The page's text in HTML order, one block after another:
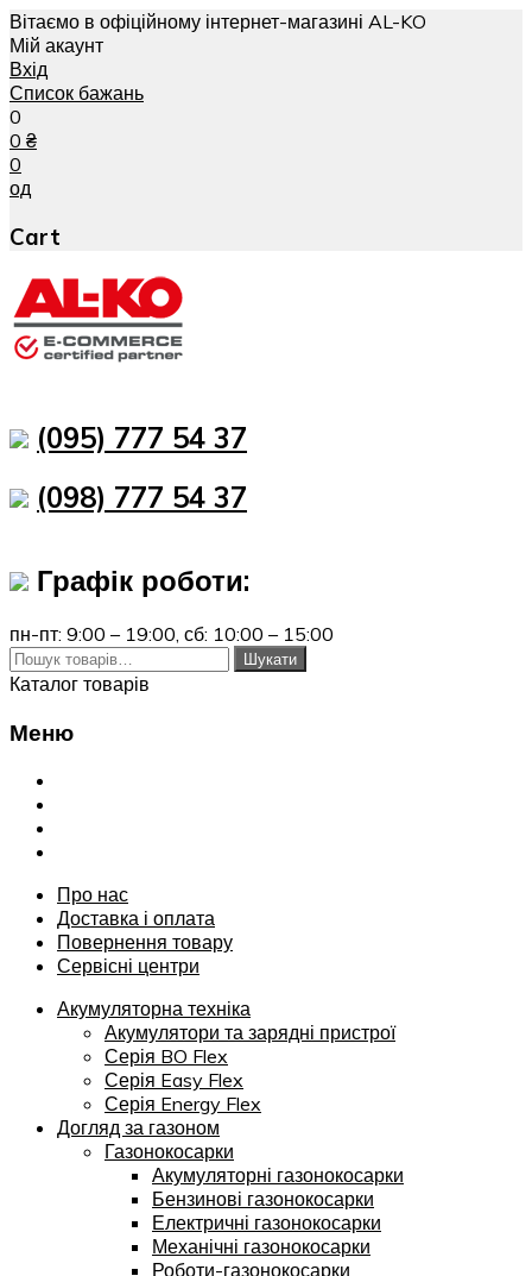
Вітаємо в офіційному інтернет-магазині AL-KO
Мій акаунт
Вхід
Список бажань
0
0 ₴
0
од
Cart
(095) 777 54 37
(098) 777 54 37
Графік роботи:
пн-пт: 9:00 – 19:00, сб: 10:00 – 15:00
Шукати:
Шукати
Каталог товарів
Меню
Переглянути
Про нас
Доставка і оплата
Повернення товару
Сервісні центри
Акумуляторна техніка
Акумулятори та зарядні пристрої
Серія BO Flex
Серія Easy Flex
Серія Energy Flex
Догляд за газоном
Газонокосарки
Акумуляторні газонокосарки
Бензинові газонокосарки
Електричні газонокосарки
Механічні газонокосарки
Роботи-газонокосарки